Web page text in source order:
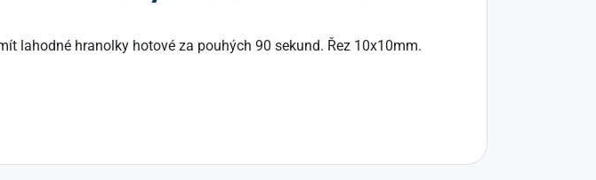
lahodné hranolky hotové za pouhých 90 sekund. Řez 10x10mm.